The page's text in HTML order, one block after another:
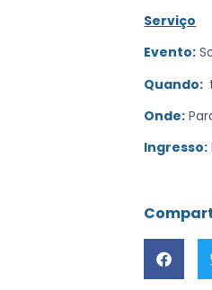
Serviço
Evento:
Quando:
Onde:
Ingresso: